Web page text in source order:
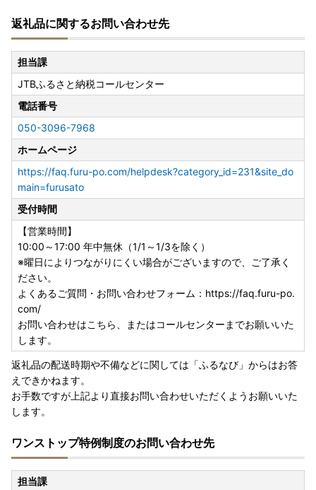
返礼品に関するお問い合わせ先
担当課
JTBふるさと納税コールセンター
電話番号
050-3096-7968
ホームページ
https://faq.furu-po.com/helpdesk?category_id=231&site_do
main=furusato
受付時間
【営業時間】
10:00～17:00 年中無休（1/1～1/3を除く）
※曜日によりつながりにくい場合がございますので、ご了承く
ださい。
よくあるご質問・お問い合わせフォーム：https://faq.furu-po.
com/
お問い合わせはこちら、またはコールセンターまでお願いいた
します。
返礼品の配送時期や不備などに関しては「ふるなび」からはお答
えできかねます。
お手数ですが上記より直接お問い合わせいただくようお願いいた
します。
ワンストップ特例制度のお問い合わせ先
担当課